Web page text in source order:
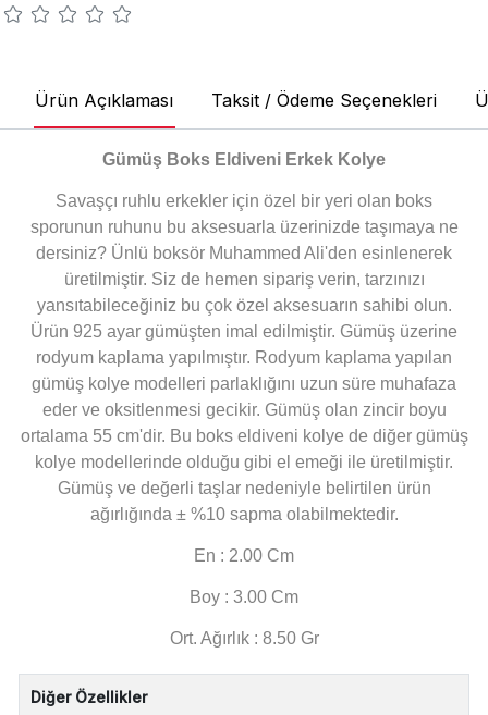
Ürün Açıklaması Taksit / Ödeme Seçenekleri
Gümüş Boks Eldiveni Erkek Kolye
Savaşçı ruhlu erkekler için özel bir yeri olan boks
sporunun ruhunu bu aksesuarla üzerinizde taşımaya ne
dersiniz? Ünlü boksör Muhammed Ali'den esinlenerek
üretilmiştir. Siz de hemen sipariş verin, tarzınızı
yansıtabileceğiniz bu çok özel aksesuarın sahibi olun.
Ürün 925 ayar gümüşten imal edilmiştir. Gümüş üzerine
rodyum kaplama yapılmıştır. Rodyum kaplama yapılan
gümüş kolye modelleri parlaklığını uzun süre muhafaza
eder ve oksitlenmesi gecikir. Gümüş olan zincir boyu
ortalama 55 cm'dir. Bu boks eldiveni kolye de diğer gümüş
kolye modellerinde olduğu gibi el emeği ile üretilmiştir.
Gümüş ve değerli taşlar nedeniyle belirtilen ürün
ağırlığında ± %10 sapma olabilmektedir.
En : 2.00 Cm
Boy : 3.00 Cm
Ort. Ağırlık : 8.50 Gr
Diğer Özellikler